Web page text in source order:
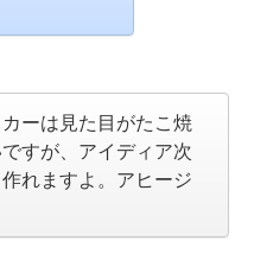
ーは見た目がたこ焼
すが、アイディア次
れますよ。アヒージ